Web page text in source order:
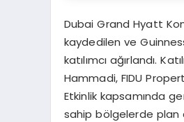
Dubai Grand Hyatt
kaydedilen ve
katılımcı ağırlandı.
Hammadi, FIDU
Etkinlik kapsamında
sahip bölgelerde plan